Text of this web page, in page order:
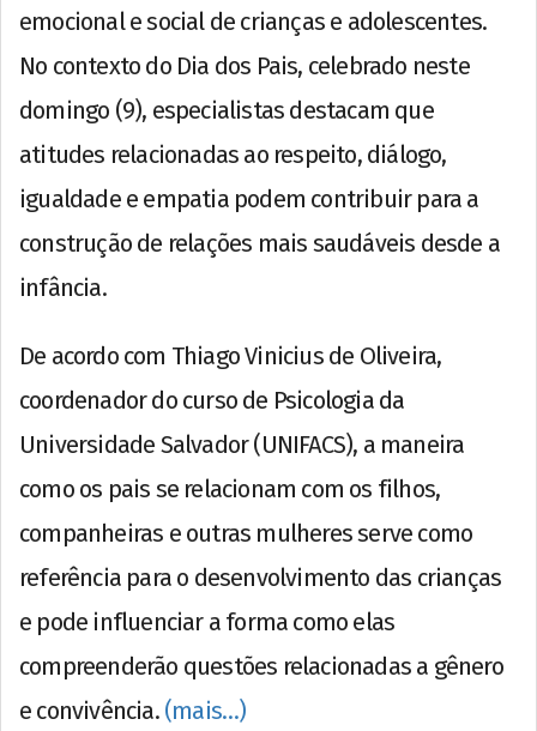
emocional e social de crianças e adolescentes.
No contexto do Dia dos Pais, celebrado neste
domingo (9), especialistas destacam que
atitudes relacionadas ao respeito, diálogo,
igualdade e empatia podem contribuir para a
construção de relações mais saudáveis desde a
infância.
De acordo com Thiago Vinicius de Oliveira,
coordenador do curso de Psicologia da
Universidade Salvador (UNIFACS), a maneira
como os pais se relacionam com os filhos,
companheiras e outras mulheres serve como
referência para o desenvolvimento das crianças
e pode influenciar a forma como elas
compreenderão questões relacionadas a gênero
e convivência. (mais…)